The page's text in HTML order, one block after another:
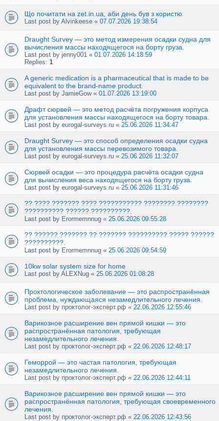
Що почитати на zet.in.ua, аби день був з користю
Last post by Alvinkeese « 07.07.2026 19:38:54
Draught Survey — это метод измерения осадки судна для
вычисления массы находящегося на борту груза.
Last post by jenny001 « 01.07.2026 14:18:59
Replies: 1
A generic medication is a pharmaceutical that is made to be
equivalent to the brand-name product.
Last post by JamieGow« 01.07.2026 13:19:00
Драфт сюрвей — это метод расчёта погружения корпуса
для установления массы находящегося на борту товара.
Last post by eurogal-surveys.ru « 25.06.2026 11:34:47
Draught Survey — это способ определения осадки судна
для установления массы перевозимого товара.
Last post by eurogal-surveys.ru « 25.06.2026 11:32:07
Сюрвей осадки — это процедура расчёта осадки судна
для вычисления веса находящегося на борту груза.
Last post by eurogal-surveys.ru « 25.06.2026 11:31:46
?? ???? ??????? ???? ??????????? ???????? ????????
?????????? ?????? ??????????.
Last post by Erormemnnug « 25.06.2026 09:55:28
?? ?????? ??????? ?? ??????? ?????????? ????? ??????
??????????.
Last post by Erormemnnug « 25.06.2026 09:54:59
10kw solar system size for home
Last post by ALEXNug « 25.06.2026 01:08:28
Проктологическое заболевание — это распространённая
проблема, нуждающаяся незамедлительного лечения.
Last post by проктолог-эксперт.рф « 22.06.2026 12:55:46
Варикозное расширение вен прямой кишки — это
распространённая патология, требующая
незамедлительного лечения.
Last post by проктолог-эксперт.рф « 22.06.2026 12:48:17
Геморрой — это частая патология, требующая
незамедлительного лечения.
Last post by проктолог-эксперт.рф « 22.06.2026 12:44:11
Варикозное расширение вен прямой кишки — это
распространённая патология, требующая своевременного
лечения.
Last post by проктолог-эксперт.рф « 22.06.2026 12:43:56